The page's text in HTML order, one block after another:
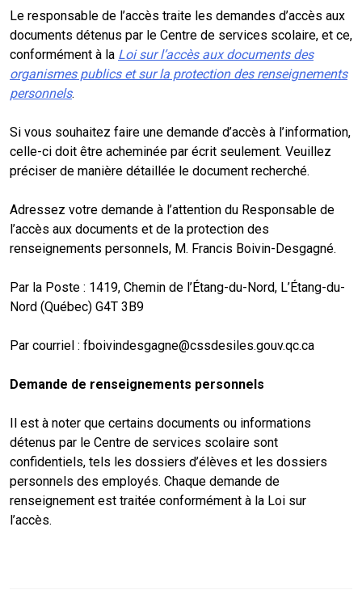
Le responsable de l’accès traite les demandes d’accès aux
documents détenus par le Centre de services scolaire, et ce,
conformément à la Loi sur l’accès aux documents des
organismes publics et sur la protection des renseignements
personnels.
Si vous souhaitez faire une demande d’accès à l’information,
celle-ci doit être acheminée par écrit seulement. Veuillez
préciser de manière détaillée le document recherché.
Adressez votre demande à l’attention du Responsable de
l’accès aux documents et de la protection des
renseignements personnels, M. Francis Boivin-Desgagné.
Par la Poste : 1419, Chemin de l’Étang-du-Nord, L’Étang-du-
Nord (Québec) G4T 3B9
Par courriel : fboivindesgagne@cssdesiles.gouv.qc.ca
Demande de renseignements personnels
Il est à noter que certains documents ou informations
détenus par le Centre de services scolaire sont
confidentiels, tels les dossiers d’élèves et les dossiers
personnels des employés. Chaque demande de
renseignement est traitée conformément à la Loi sur
l’accès.